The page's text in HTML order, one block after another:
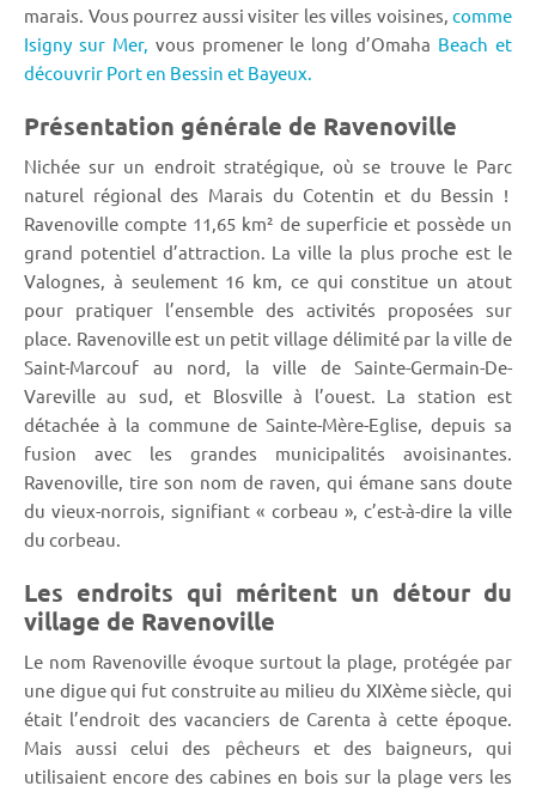
marais. Vous pourrez aussi visiter les villes voisines, comme
Isigny sur Mer, vous promener le long d’Omaha Beach et
découvrir Port en Bessin et Bayeux.
Présentation générale de Ravenoville
Nichée sur un endroit stratégique, où se trouve le Parc
naturel régional des Marais du Cotentin et du Bessin !
Ravenoville compte 11,65 km² de superficie et possède un
grand potentiel d’attraction. La ville la plus proche est le
Valognes, à seulement 16 km, ce qui constitue un atout
pour pratiquer l’ensemble des activités proposées sur
place. Ravenoville est un petit village délimité par la ville de
Saint-Marcouf au nord, la ville de Sainte-Germain-De-
Vareville au sud, et Blosville à l’ouest. La station est
détachée à la commune de Sainte-Mère-Eglise, depuis sa
fusion avec les grandes municipalités avoisinantes.
Ravenoville, tire son nom de raven, qui émane sans doute
du vieux-norrois, signifiant « corbeau », c’est-à-dire la ville
du corbeau.
Les endroits qui méritent un détour du
village de Ravenoville
Le nom Ravenoville évoque surtout la plage, protégée par
une digue qui fut construite au milieu du XIXème siècle, qui
était l’endroit des vacanciers de Carenta à cette époque.
Mais aussi celui des pêcheurs et des baigneurs, qui
utilisaient encore des cabines en bois sur la plage vers les